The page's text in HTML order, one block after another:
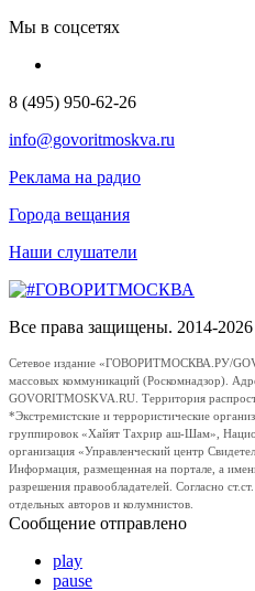
Мы в соцсетях
8 (495) 950-62-26
info@govoritmoskva.ru
Реклама на радио
Города вещания
Наши слушатели
Все права защищены. 2014-
Сетевое издание «ГОВОРИТМОСКВА.РУ/
массовых коммуникаций (Роскомнадзор).
GOVORITMOSKVA.RU. Территория
*Экстремистские и террористические
группировок «Хайят Тахрир аш-Шам»,
организация «Управленческий центр
Информация, размещенная на портале, а
разрешения правообладателей. Согласно
отдельных авторов и колумнистов.
Сообщение отправлено
play
pause